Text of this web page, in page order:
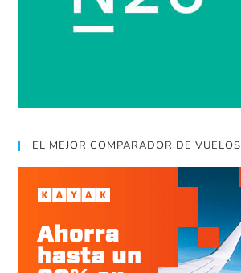
EL MEJOR COMPARADOR DE VUELOS